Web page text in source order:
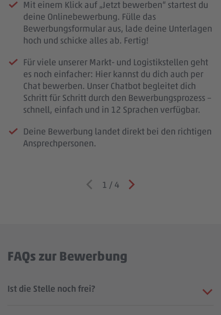
Mit einem Klick auf „Jetzt bewerben“ startest du
deine Onlinebewerbung. Fülle das
Bewerbungsformular aus, lade deine Unterlagen
hoch und schicke alles ab. Fertig!
Für viele unserer Markt- und Logistikstellen geht
es noch einfacher: Hier kannst du dich auch per
Chat bewerben. Unser Chatbot begleitet dich
Schritt für Schritt durch den Bewerbungsprozess –
schnell, einfach und in 12 Sprachen verfügbar.
Deine Bewerbung landet direkt bei den richtigen
Ansprechpersonen.
1 / 4
FAQs zur Bewerbung
Ist die Stelle noch frei?